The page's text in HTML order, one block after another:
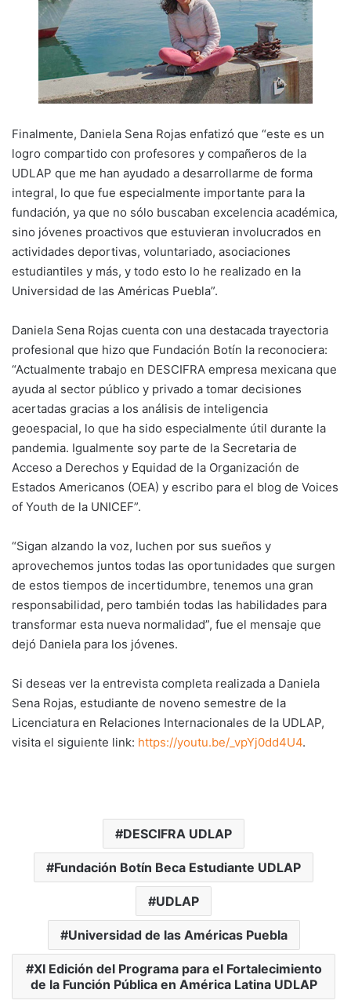
Finalmente, Daniela Sena Rojas enfatizó que “este es un
logro compartido con profesores y compañeros de la
UDLAP que me han ayudado a desarrollarme de forma
integral, lo que fue especialmente importante para la
fundación, ya que no sólo buscaban excelencia académica,
sino jóvenes proactivos que estuvieran involucrados en
actividades deportivas, voluntariado, asociaciones
estudiantiles y más, y todo esto lo he realizado en la
Universidad de las Américas Puebla”.
Daniela Sena Rojas cuenta con una destacada trayectoria
profesional que hizo que Fundación Botín la reconociera:
“Actualmente trabajo en DESCIFRA empresa mexicana que
ayuda al sector público y privado a tomar decisiones
acertadas gracias a los análisis de inteligencia
geoespacial, lo que ha sido especialmente útil durante la
pandemia. Igualmente soy parte de la Secretaria de
Acceso a Derechos y Equidad de la Organización de
Estados Americanos (OEA) y escribo para el blog de Voices
of Youth de la UNICEF”.
“Sigan alzando la voz, luchen por sus sueños y
aprovechemos juntos todas las oportunidades que surgen
de estos tiempos de incertidumbre, tenemos una gran
responsabilidad, pero también todas las habilidades para
transformar esta nueva normalidad”, fue el mensaje que
dejó Daniela para los jóvenes.
Si deseas ver la entrevista completa realizada a Daniela
Sena Rojas, estudiante de noveno semestre de la
Licenciatura en Relaciones Internacionales de la UDLAP,
visita el siguiente link: https://youtu.be/_vpYj0dd4U4.
DESCIFRA UDLAP
Fundación Botín Beca Estudiante UDLAP
UDLAP
Universidad de las Américas Puebla
XI Edición del Programa para el Fortalecimiento
de la Función Pública en América Latina UDLAP